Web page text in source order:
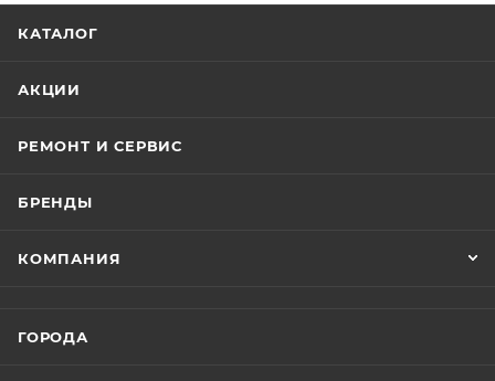
КАТАЛОГ
АКЦИИ
РЕМОНТ И СЕРВИС
БРЕНДЫ
КОМПАНИЯ
ГОРОДА